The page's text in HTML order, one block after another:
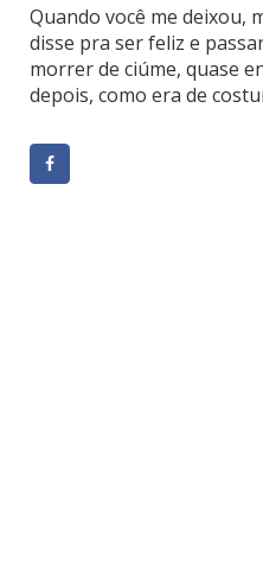
Quando você me deixou,
disse pra ser feliz e
morrer de ciúme, quase
depois, como era de